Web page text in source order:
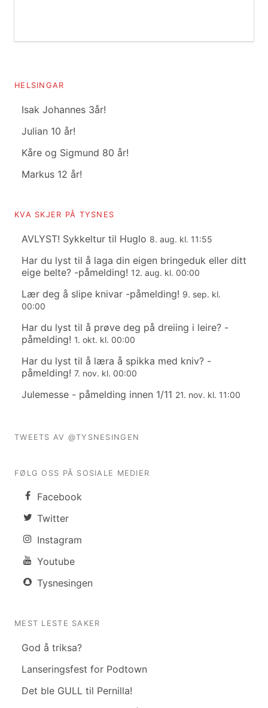
HELSINGAR
Isak Johannes 3år!
Julian 10 år!
Kåre og Sigmund 80 år!
Markus 12 år!
KVA SKJER PÅ TYSNES
AVLYST! Sykkeltur til Huglo 8. aug. kl. 11:55
Har du lyst til å laga din eigen bringeduk eller ditt
eige belte? -påmelding! 12. aug. kl. 00:00
Lær deg å slipe knivar -påmelding! 9. sep. kl.
00:00
Har du lyst til å prøve deg på dreiing i leire? -
påmelding! 1. okt. kl. 00:00
Har du lyst til å læra å spikka med kniv? -
påmelding! 7. nov. kl. 00:00
Julemesse - påmelding innen 1/11 21. nov. kl. 11:00
TWEETS AV @TYSNESINGEN
FØLG OSS PÅ SOSIALE MEDIER
Facebook
Twitter
Instagram
Youtube
Tysnesingen
MEST LESTE SAKER
God å triksa?
Lanseringsfest for Podtown
Det ble GULL til Pernilla!